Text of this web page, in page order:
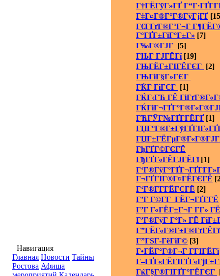
Навигация
Главная Новости Тайны
Ростова Афиша
Г†ГЁГўГ»ГҐ
Г‡Г¤Г®Г°Г®ГўГјГҐ
Г€Г­ГґГ®Г°Г¬Г
Г°ГҐГ±ГіГ°Г±Г» [7]
Г‰Г®ГЈГ [5]
ГЊГ ГЈГЁГї[19]
ГЊГЁГ±ГІГЁГЄГ [2]
ГЊГіГ§Г»ГЄГ
ГЌГ ГіГЄГ [1]
ГЌГ‹ГЋ ГЁ
ГЋГЎГ№ГҐГ­ГЁГҐ [1]
ГђГҐГ©ГЄГЁ
ГђГҐГ«ГЁГЈГЁГї[1]
Г¬ГҐГІГ®Г¤ГЁГЄГЁ
Г‘Г®Г­Г­ГЁГЄГЁ [2]
Г’Г Г©Г­Г ГЁГ¬ГҐГ­ГЁ
Г’Г Г«ГЁГ±Г¬Г Г­Г»
Г’Г®ГўГ Г°Г» ГЁ
Г”ГЁГ«Г®Г±Г®ГґГЁГї
Г”ГЅГ­-ГёГіГ© [3]
Г•ГЁГ°Г®Г¬Г Г­ГІГЁГї
ГќГ§Г®ГІГҐГ°ГЁГЄГ